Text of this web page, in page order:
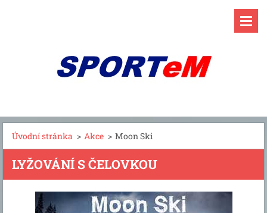
Úvodní stránka > Akce > Moon Ski
LYŽOVÁNÍ S ČELOVKOU